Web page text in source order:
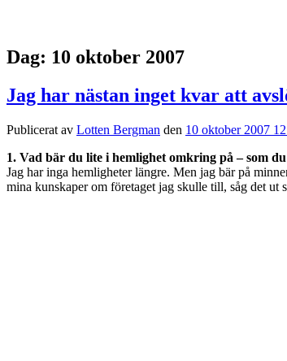
Dag: 10 oktober 2007
Jag har nästan inget kvar att
Publicerat av Lotten Bergman den 10 oktober 2007
1. Vad bär du lite i hemlighet omkring på – som
Jag har inga hemligheter längre. Men jag bär på
mina kunskaper om företaget jag skulle till, såg det ut